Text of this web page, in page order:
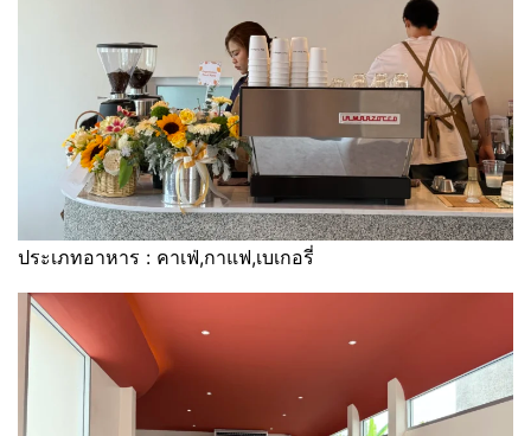
ประเภทอาหาร : คาเฟ่,กาแฟ,เบเกอรี่